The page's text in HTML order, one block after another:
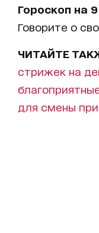
Гороскоп на
Говорите о
ЧИТАЙТЕ
стрижек на
для смены